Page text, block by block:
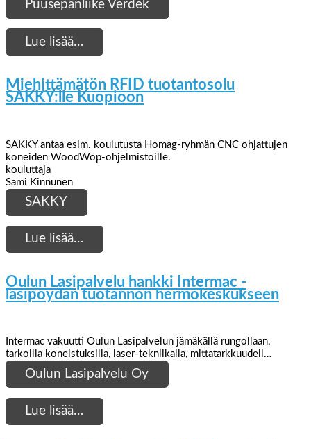
Puusepänliike Verdek
Lue lisää…
Miehittämätön RFID tuotantosolu
SAKKY:lle Kuopioon
SAKKY antaa esim. koulutusta Homag-ryhmän CNC ohjattujen
koneiden WoodWop-ohjelmistoille.
kouluttaja
Sami Kinnunen
SAKKY
Lue lisää…
Oulun Lasipalvelu hankki Intermac -
lasipöydän tuotannon hermokeskukseen
Intermac vakuutti Oulun Lasipalvelun jämäkällä rungollaan,
tarkoilla koneistuksilla, laser-tekniikalla, mittatarkkuudell…
Oulun Lasipalvelu Oy
Lue lisää…